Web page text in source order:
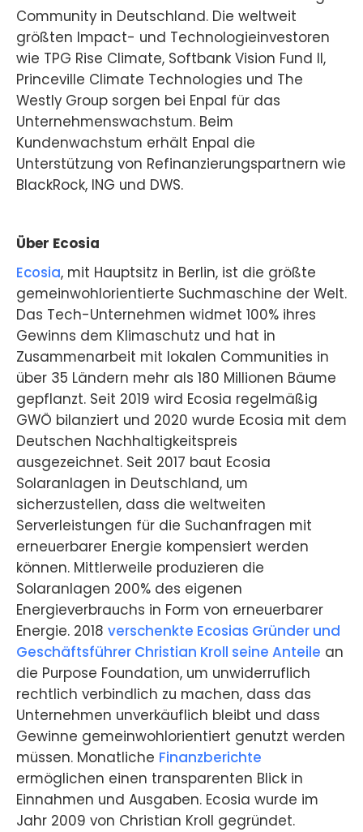
Community in Deutschland. Die weltweit
größten Impact- und Technologieinvestoren
wie TPG Rise Climate, Softbank Vision Fund II,
Princeville Climate Technologies und The
Westly Group sorgen bei Enpal für das
Unternehmenswachstum. Beim
Kundenwachstum erhält Enpal die
Unterstützung von Refinanzierungspartnern wie
BlackRock, ING und DWS.
Über Ecosia
Ecosia, mit Hauptsitz in Berlin, ist die größte
gemeinwohlorientierte Suchmaschine der Welt.
Das Tech-Unternehmen widmet 100% ihres
Gewinns dem Klimaschutz und hat in
Zusammenarbeit mit lokalen Communities in
über 35 Ländern mehr als 180 Millionen Bäume
gepflanzt. Seit 2019 wird Ecosia regelmäßig
GWÖ bilanziert und 2020 wurde Ecosia mit dem
Deutschen Nachhaltigkeitspreis
ausgezeichnet. Seit 2017 baut Ecosia
Solaranlagen in Deutschland, um
sicherzustellen, dass die weltweiten
Serverleistungen für die Suchanfragen mit
erneuerbarer Energie kompensiert werden
können. Mittlerweile produzieren die
Solaranlagen 200% des eigenen
Energieverbrauchs in Form von erneuerbarer
Energie. 2018 verschenkte Ecosias Gründer und
Geschäftsführer Christian Kroll seine Anteile an
die Purpose Foundation, um unwiderruflich
rechtlich verbindlich zu machen, dass das
Unternehmen unverkäuflich bleibt und dass
Gewinne gemeinwohlorientiert genutzt werden
müssen. Monatliche Finanzberichte
ermöglichen einen transparenten Blick in
Einnahmen und Ausgaben. Ecosia wurde im
Jahr 2009 von Christian Kroll gegründet.